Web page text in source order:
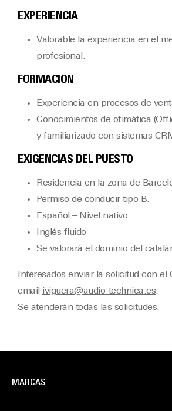
EXPERIENCIA
Valorable la experiencia en el
profesional.
FORMACION
Experiencia en procesos de
Conocimientos de ofimática
y familiarizado con sistemas
EXIGENCIAS DEL PUESTO
Residencia en la zona de
Permiso de conducir tipo B.
Español – Nivel nativo.
Inglés fluido
Se valorará el dominio del
Interesados enviar la solicitud con el
email iviguera@audio-technica.es.
Se atenderán todas las solicitudes.
MARCAS